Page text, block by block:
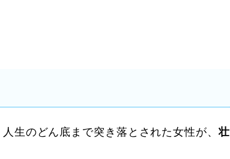
生のどん底まで突き落とされた女性が、壮